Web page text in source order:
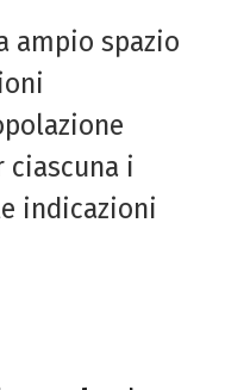
ampio spazio
ciascuna i
indicazioni